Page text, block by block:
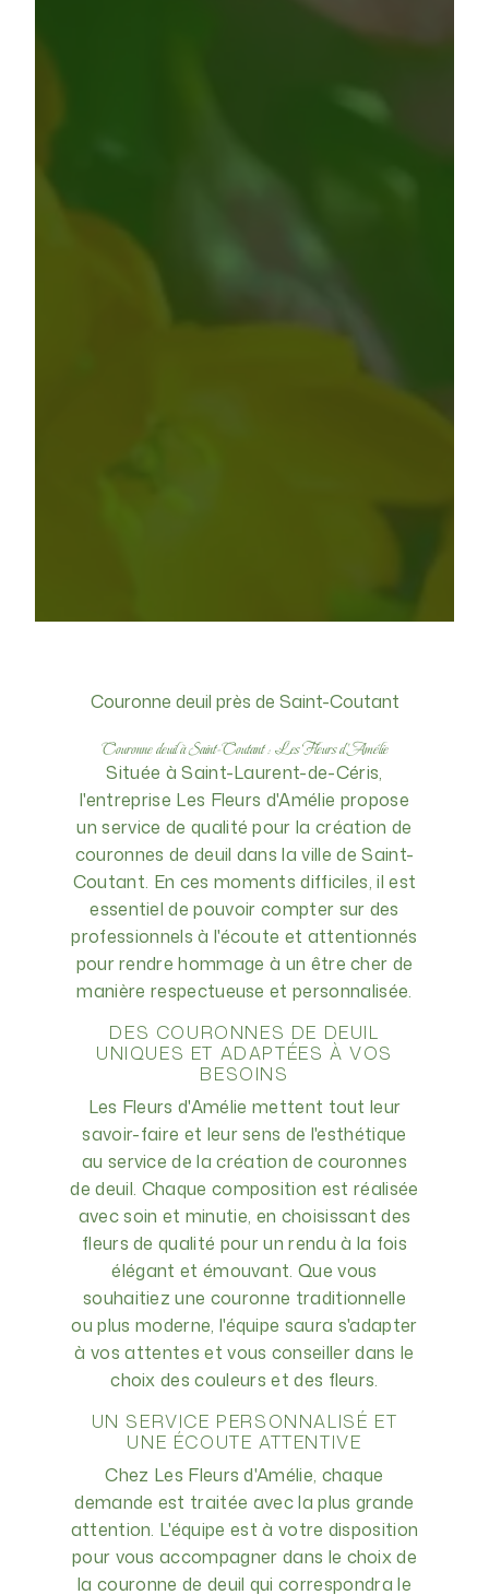
Couronne deuil près de Saint-Coutant
Couronne deuil à Saint-Coutant : Les Fleurs d'Amélie
Située à Saint-Laurent-de-Céris,
l'entreprise Les Fleurs d'Amélie propose
un service de qualité pour la création de
couronnes de deuil dans la ville de Saint-
Coutant. En ces moments difficiles, il est
essentiel de pouvoir compter sur des
professionnels à l'écoute et attentionnés
pour rendre hommage à un être cher de
manière respectueuse et personnalisée.
DES COURONNES DE DEUIL
UNIQUES ET ADAPTÉES À VOS
BESOINS
Les Fleurs d'Amélie mettent tout leur
savoir-faire et leur sens de l'esthétique
au service de la création de couronnes
de deuil. Chaque composition est réalisée
avec soin et minutie, en choisissant des
fleurs de qualité pour un rendu à la fois
élégant et émouvant. Que vous
souhaitiez une couronne traditionnelle
ou plus moderne, l'équipe saura s'adapter
à vos attentes et vous conseiller dans le
choix des couleurs et des fleurs.
UN SERVICE PERSONNALISÉ ET
UNE ÉCOUTE ATTENTIVE
Chez Les Fleurs d'Amélie, chaque
demande est traitée avec la plus grande
attention. L'équipe est à votre disposition
pour vous accompagner dans le choix de
la couronne de deuil qui correspondra le